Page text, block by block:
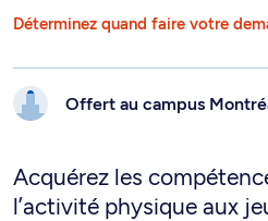
Déterminez quand faire votre
Offert au campus
Acquérez les
l’activité physique aux